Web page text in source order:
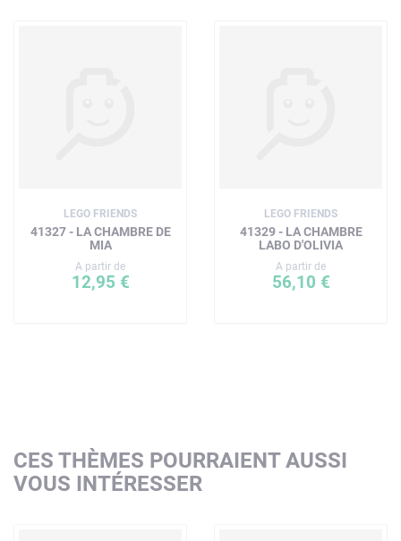
LEGO FRIENDS
41327 - LA CHAMBRE DE
MIA
A partir de
12,95 €
LEGO FRIENDS
41329 - LA CHAMBRE
LABO D'OLIVIA
A partir de
56,10 €
CES THÈMES POURRAIENT AUSSI
VOUS INTÉRESSER